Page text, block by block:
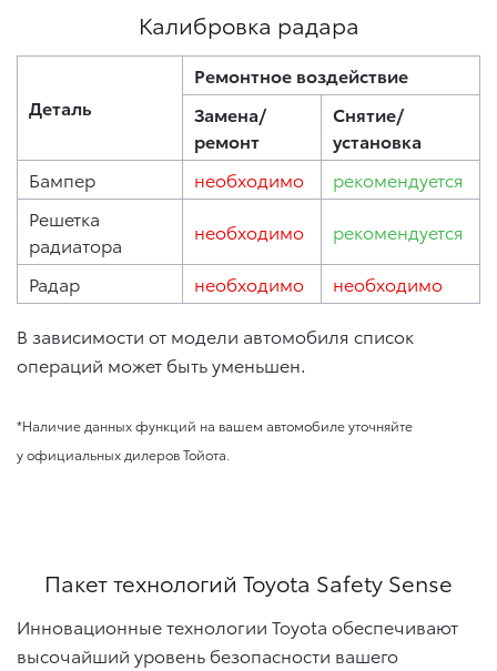
Калибровка радара
Деталь
Ремонтное воздействие
Замена/
ремонт
Снятие/
установка
Бампер
необходимо
рекомендуется
Решетка
радиатора
необходимо рекомендуется
Радар необходимо необходимо
В зависимости от модели автомобиля список
операций может быть уменьшен.
*Наличие данных функций на вашем автомобиле уточняйте
у официальных дилеров Тойота.
Пакет технологий Toyota Safety Sense
Инновационные технологии Toyota обеспечивают
высочайший уровень безопасности вашего